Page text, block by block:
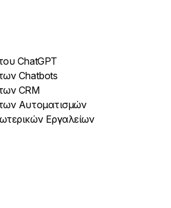
ChatGPT
Chatbots
CRM
Αυτοματισμών
Εργαλείων